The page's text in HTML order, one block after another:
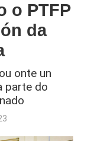
o PTFP
da
onte un
parte do